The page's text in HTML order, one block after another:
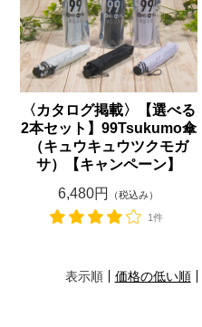
〈カタログ掲載〉【選べる
2本セット】99Tsukumo傘
（キュウキュウツクモガ
サ）【キャンペーン】
6,480円
（税込み）
1件
表示順
価格の低い順